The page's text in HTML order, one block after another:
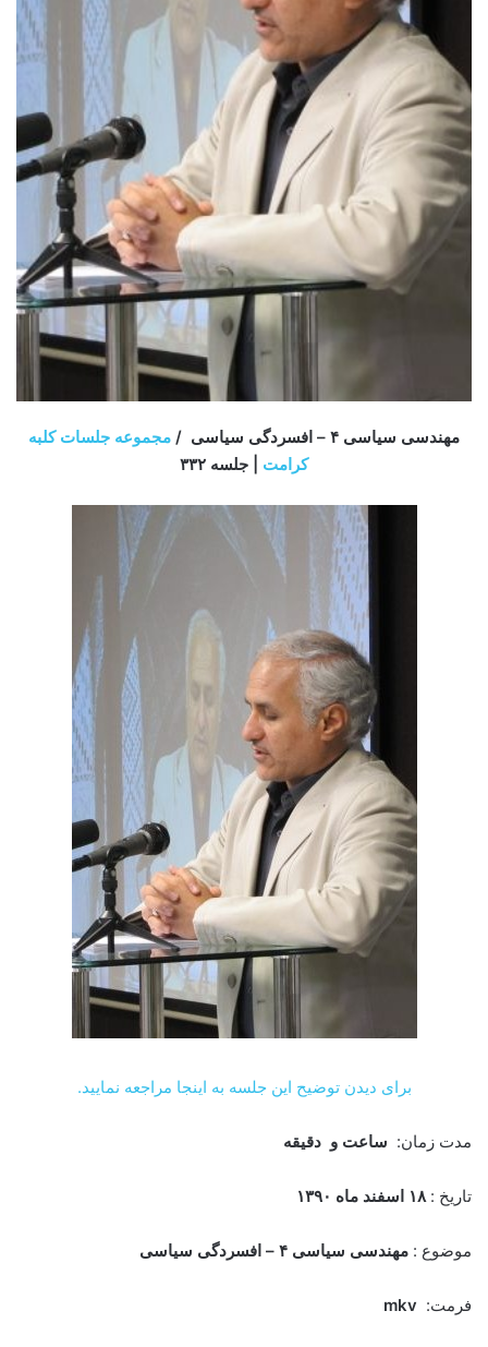
مهندسی سیاسی ۴ – افسردگی سیاسی /
مجموعه جلسات کلبه
کرامت | جلسه ۳۳۲
برای دیدن توضیح این جلسه به اینجا مراجعه نمایید.
مدت زمان: ساعت و دقیقه
تاریخ : ۱۸ اسفند ماه ۱۳۹۰
موضوع : مهندسی سیاسی ۴ – افسردگی سیاسی
فرمت: